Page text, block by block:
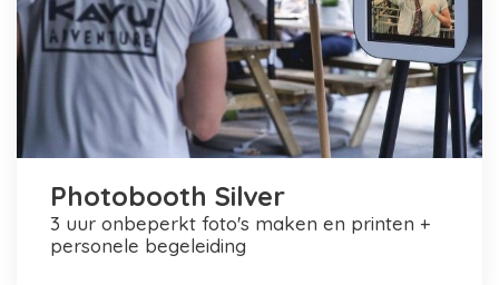
Photobooth Silver
3 uur onbeperkt foto's maken en printen +
personele begeleiding